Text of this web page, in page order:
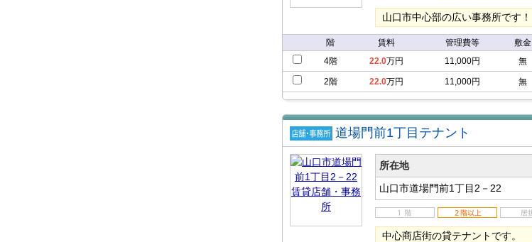
山口市中心部の広い事務所です！
階 賃料 管理費等 敷金
4階
22.0万円 11,000円 無
2階 22.0万円 11,000円 無
賃貸店
舗・事務
所
道場門前1丁目テナント
所在地
山口市道場門前1丁目2－22
中心商店街の貸テナントです。